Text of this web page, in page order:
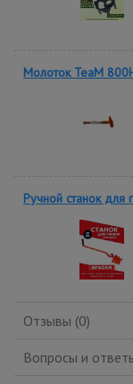
Молоток TeaM
Ручной станок для
Отзывы (0)
Вопросы и